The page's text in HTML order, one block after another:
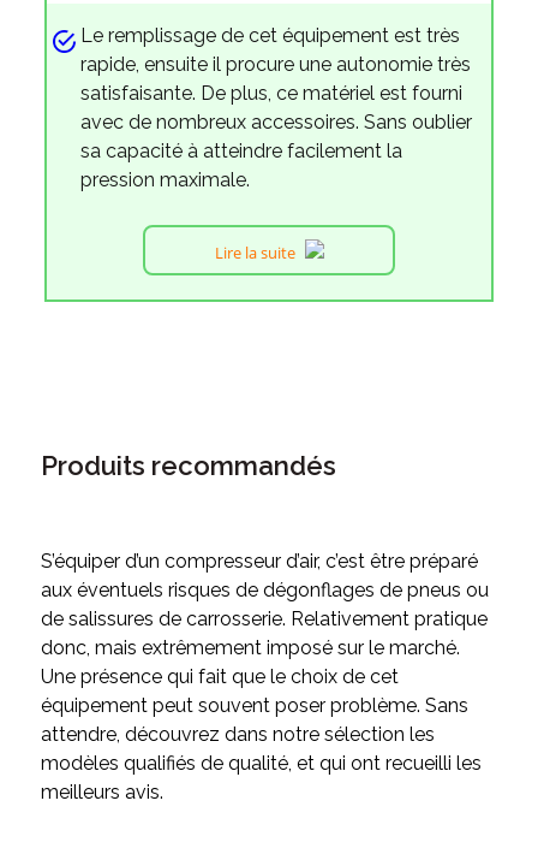
Le remplissage de cet équipement est très
rapide, ensuite il procure une autonomie très
satisfaisante. De plus, ce matériel est fourni
avec de nombreux accessoires. Sans oublier
sa capacité à atteindre facilement la
pression maximale.
Lire la suite
Produits recommandés
S’équiper d’un compresseur d’air, c’est être préparé
aux éventuels risques de dégonflages de pneus ou
de salissures de carrosserie. Relativement pratique
donc, mais extrêmement imposé sur le marché.
Une présence qui fait que le choix de cet
équipement peut souvent poser problème. Sans
attendre, découvrez dans notre sélection les
modèles qualifiés de qualité, et qui ont recueilli les
meilleurs avis.